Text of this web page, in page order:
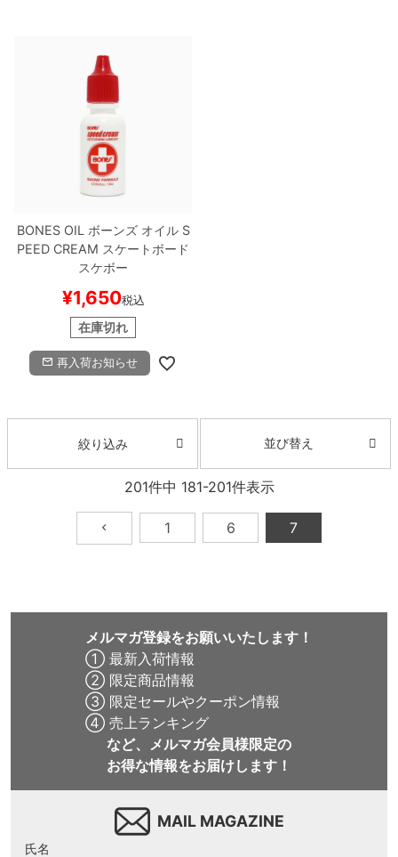
BONES OIL ボーンズオイルS
PEED CREAM スケートボード
スケボー
¥1,650税込
在庫切れ
再入荷お知らせ
絞り込み 並び替え
201件中 181-201件表示
1 6 7
メルマガ登録をお願いいたします！
① 最新入荷情報
② 限定商品情報
③ 限定セールやクーポン情報
④ 売上ランキング
など、メルマガ会員様限定の
お得な情報をお届けします！
MAIL MAGAZINE
氏名